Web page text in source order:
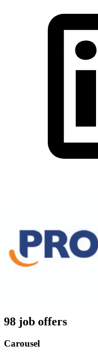
98 job offers
Carousel